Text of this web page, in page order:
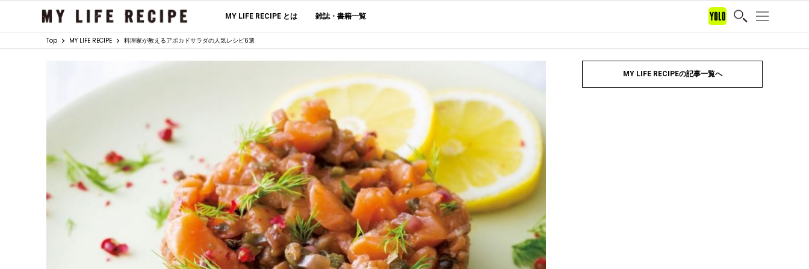
MY LIFE RECIPE とは 雑誌・書籍一覧
Top MY LIFE RECIPE 料理家が教えるアボカドサラダの人気レシピ6選
MY LIFE RECIPEの記事一覧へ